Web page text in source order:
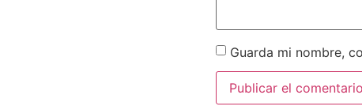
Guarda mi nombre,